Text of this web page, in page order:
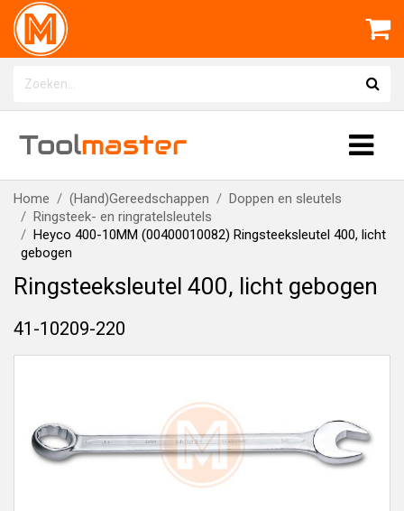
Toolmaster
Home (Hand)Gereedschappen
Doppen en sleutels
Ringsteek- en ringratelsleutels
Heyco 400-10MM (00400010082) Ringsteeksleutel 400, licht
gebogen
Ringsteeksleutel 400, licht gebogen
41-10209-220